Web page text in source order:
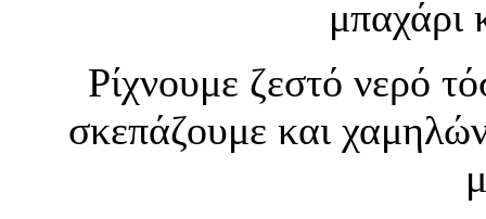
μπαχάρι
Ρίχνουμε ζεστό νερό
σκεπάζουμε και